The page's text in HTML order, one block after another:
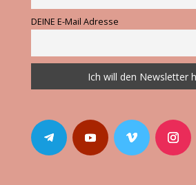
DEINE E-Mail Adresse